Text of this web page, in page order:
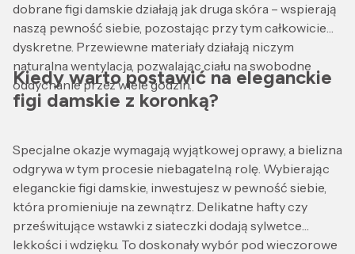
dobrane figi damskie działają jak druga skóra – wspierają
naszą pewność siebie, pozostając przy tym całkowicie
dyskretne. Przewiewne materiały działają niczym
naturalna wentylacja, pozwalając ciału na swobodne
oddychanie przez wiele godzin.
Kiedy warto postawić na eleganckie
figi damskie z koronką?
Specjalne okazje wymagają wyjątkowej oprawy, a bielizna
odgrywa w tym procesie niebagatelną rolę. Wybierając
eleganckie figi damskie, inwestujesz w pewność siebie,
która promieniuje na zewnątrz. Delikatne hafty czy
prześwitujące wstawki z siateczki dodają sylwetce
lekkości i wdzięku. To doskonały wybór pod wieczorowe